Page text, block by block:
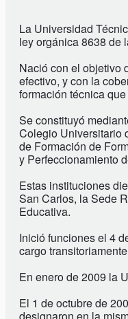
La Universidad
ley orgánica 8638 de
Nació con el objetivo
efectivo, y con la
formación técnica
Se constituyó
Colegio Universitario
de Formación de
y Perfeccionamiento
Estas instituciones
San Carlos, la Sede
Educativa.
Inició funciones el 4
cargo
En enero de 2009 la
El 1 de octubre de